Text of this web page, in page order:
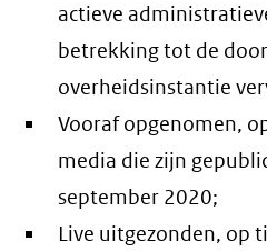
actieve
betrekking tot de
overheidsinstantie
Vooraf opgenomen,
media die zijn
september 2020;
Live uitgezonden, op